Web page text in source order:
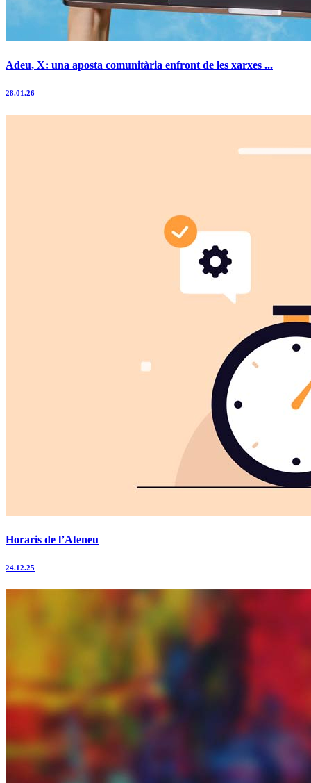
Adeu, X: una aposta comunitària enfront de les xarxes ...
28.01.26
Horaris de l’Ateneu
24.12.25